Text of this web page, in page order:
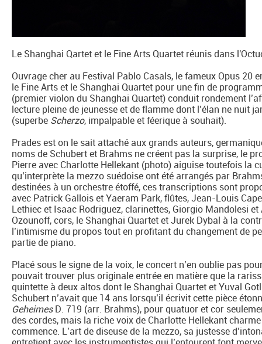
Le Shanghai Qartet et le Fine Arts Quartet réunis dans
Ouvrage cher au Festival Pablo Casals, le fameux Opus 20
le Fine Arts et le Shanghai Quartet pour une fin de
(premier violon du Shanghai Quartet) conduit rondement
lecture pleine de jeunesse et de flamme dont l’élan ne nuit
(superbe Scherzo, impalpable et féerique à souhait).
Prades est on le sait attaché aux grands auteurs,
noms de Schubert et Brahms ne créent pas la surprise, le
Pierre avec Charlotte Hellekant (photo) aiguise toutefois la
qu’interprète la mezzo suédoise ont été arrangés par
destinées à un orchestre étoffé, ces transcriptions sont
avec Patrick Gallois et Yaeram Park, flûtes, Jean-Louis
Lethiec et Isaac Rodriguez, clarinettes, Giorgio Mandolesi
Ozounoff, cors, le Shanghai Quartet et Jurek Dybal à la
l’intimisme du propos tout en profitant du changement de
partie de piano.
Placé sous le signe de la voix, le concert n’en oublie pas
pouvait trouver plus originale entrée en matière que la
quintette à deux altos dont le Shanghai Quartet et Yuval
Schubert n’avait que 14 ans lorsqu’il écrivit cette pièce
GeheimesD. 719 (arr. Brahms), pour quatuor et cor
des cordes, mais la riche voix de Charlotte Hellekant
commence. L’art de diseuse de la mezzo, sa justesse